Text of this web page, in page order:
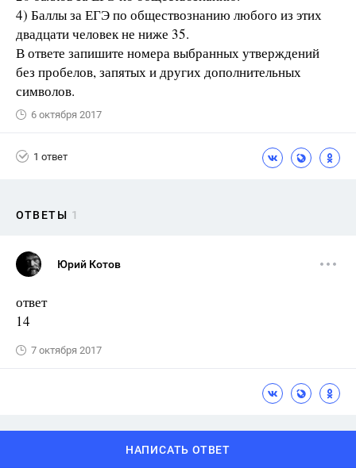
4) Баллы за ЕГЭ по обществознанию любого из этих
двадцати человек не ниже 35.
В ответе запишите номера выбранных утверждений
без пробелов, запятых и других дополнительных
символов.
6 октября 2017
1 ответ
ОТВЕТЫ 1
Юрий Котов
ответ
14
7 октября 2017
НАПИСАТЬ ОТВЕТ